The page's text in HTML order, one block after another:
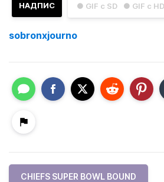
● GIF с SD ● GIF с HD
НАДПИС
sobronxjourno
CHIEFS SUPER BOWL BOUND